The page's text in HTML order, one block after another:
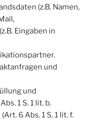
(z.B. Namen,
Eingaben in
und
und
1 S. 1 lit. b.
6 Abs. 1 S. 1 lit. f.